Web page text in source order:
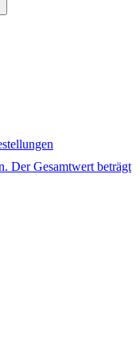
Der Gesamtwert beträgt